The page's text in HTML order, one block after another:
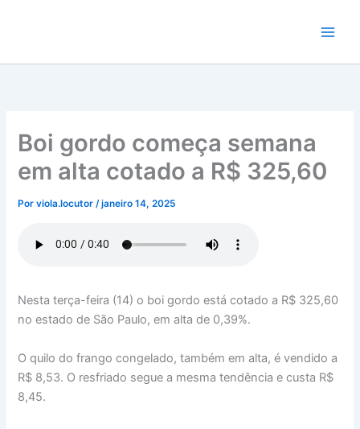
conteúdo
Boi gordo começa semana
em alta cotado a R$ 325,60
Porviola.locutor/janeiro 14, 2025
Nesta terça-feira (14) o boi gordo está cotado a R$ 325,60
no estado de São Paulo, em alta de 0,39%.
O quilo do frango congelado, também em alta, é vendido a
R$ 8,53. O resfriado segue a mesma tendência e custa R$
8,45.